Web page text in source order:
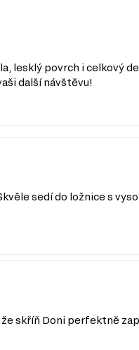
lesklý povrch i celkový
další návštěvu!
sedí do ložnice s
skříň Doni perfektně